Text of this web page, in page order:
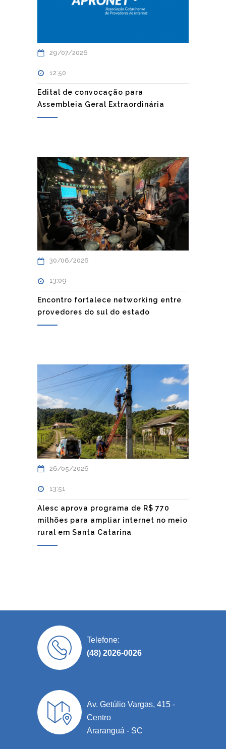
29/07/2026
12:50
Edital de convocação para
Assembleia Geral Extraordinária
30/06/2026
13:09
Encontro fortalece networking entre
provedores do sul do estado
26/05/2026
13:51
Alesc aprova programa de R$ 770
milhões para ampliar internet no meio
rural em Santa Catarina
Telefone:
(48) 2026-0026
Av. Getúlio Vargas, 415 -
Centro
Araranguá - SC